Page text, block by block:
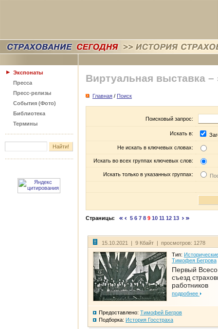
Экспонаты
Пресса
Пресс-релизы
События (Фото)
Библиотека
Термины
Виртуальная выставка –
Главная / Поиск
Поисковый запрос:
Искать в:
Не искать в ключевых словах:
Искать во всех группах ключевых слов:
Искать только в указанных группах:
Страницы: 5 6 7 8 9 10 11 12 13
15.10.2021 | 9 Кбайт | просмотров: 1278
Тип:
Тимофея Бегрова
Первый
съезд
работников
подробнее
Предоставлено: Тимофей Бегров
Подборка: История Госстраха